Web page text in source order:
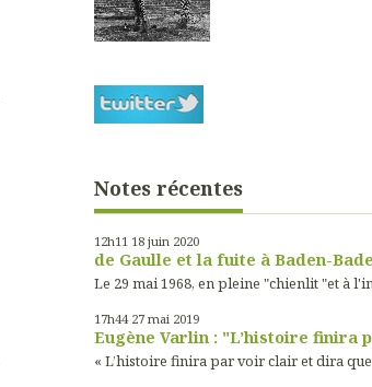
Notes récentes
12h11 18 juin 2020
de Gaulle et la fuite à Baden-
Le 29 mai 1968, en pleine "chienlit "et à
17h44 27 mai 2019
Eugène Varlin : "L’histoire finira
« L’histoire finira par voir clair et dira